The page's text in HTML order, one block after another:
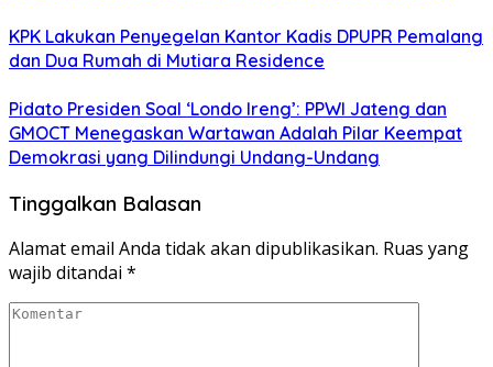
KPK Lakukan Penyegelan Kantor Kadis DPUPR Pemalang
dan Dua Rumah di Mutiara Residence
Pidato Presiden Soal ‘Londo Ireng’: PPWI Jateng dan
GMOCT Menegaskan Wartawan Adalah Pilar Keempat
Demokrasi yang Dilindungi Undang-Undang
Tinggalkan Balasan
Alamat email Anda tidak akan dipublikasikan. Ruas yang
wajib ditandai *